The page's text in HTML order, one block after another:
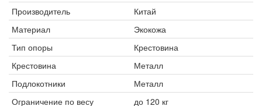
Производитель
Китай
Материал
Экокожа
Тип опоры
Крестовина
Крестовина
Металл
Подлокотники
Металл
Ограничение по весу
до 120 кг